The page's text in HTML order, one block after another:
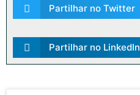
Partilhar no Twitter
Partilhar no LinkedIn